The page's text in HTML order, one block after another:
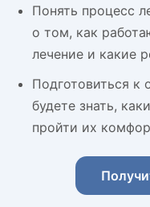
Понять процесс
о том, как
лечение и какие
Подготовиться к
будете знать,
пройти их